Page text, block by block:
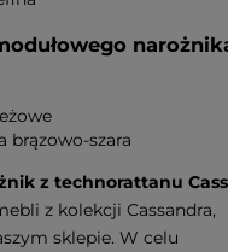
brązowo-szara
z technorattanu
z kolekcji Cassandra,
sklepie. W celu